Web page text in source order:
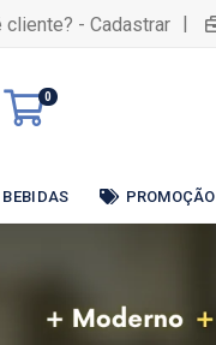
cliente? - Cadastrar |
0
BEBIDAS PROMOÇÃO